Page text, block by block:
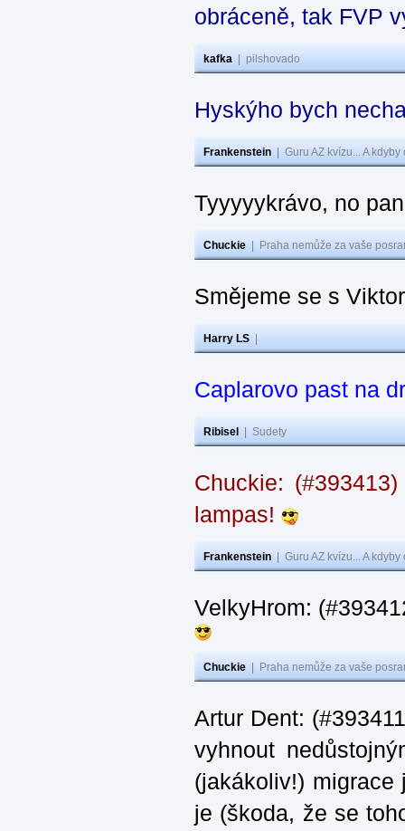
obráceně, tak FVP
kafka pilshovado
Hyskýho bych
Frankenstein Guru AZ kvízu... A
Tyyyyykrávo, no
Chuckie Praha nemůže za vaše
Smějeme se s
Harry LS
Caplarovo past na
Ribisel Sudety
Chuckie:
lampas!
Frankenstein Guru AZ kvízu... A
VelkyHrom:
Chuckie Praha nemůže za vaše
Artur Dent:
vyhnout
(jakákoliv!)
je (škoda, že se